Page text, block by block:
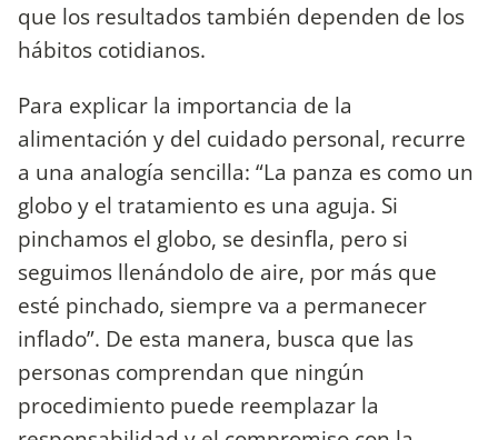
que los resultados también dependen de los
hábitos cotidianos.
Para explicar la importancia de la
alimentación y del cuidado personal, recurre
a una analogía sencilla: “La panza es como un
globo y el tratamiento es una aguja. Si
pinchamos el globo, se desinfla, pero si
seguimos llenándolo de aire, por más que
esté pinchado, siempre va a permanecer
inflado”. De esta manera, busca que las
personas comprendan que ningún
procedimiento puede reemplazar la